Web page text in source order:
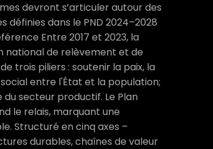
devront s’articuler autour des
définies dans le PND 2024–2028
Entre 2017 et 2023, la
national de relèvement et de
trois piliers : soutenir la paix, la
entre l'État et la population;
secteur productif. Le Plan
le relais, marquant une
Structuré en cinq axes –
durables, chaînes de valeur